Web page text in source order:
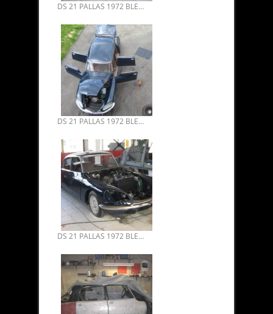
DS 21 PALLAS 1972 BLEUE D’ORIENT RESTAURATION INTEGRALE 2003/2006 05.
DS 21 PALLAS 1972 BLEUE D’ORIENT RESTAURATION INTEGRALE 2003/2006 04.
DS 21 PALLAS 1972 BLEUE D’ORIENT RESTAURATION INTEGRALE 2003/2006 03.